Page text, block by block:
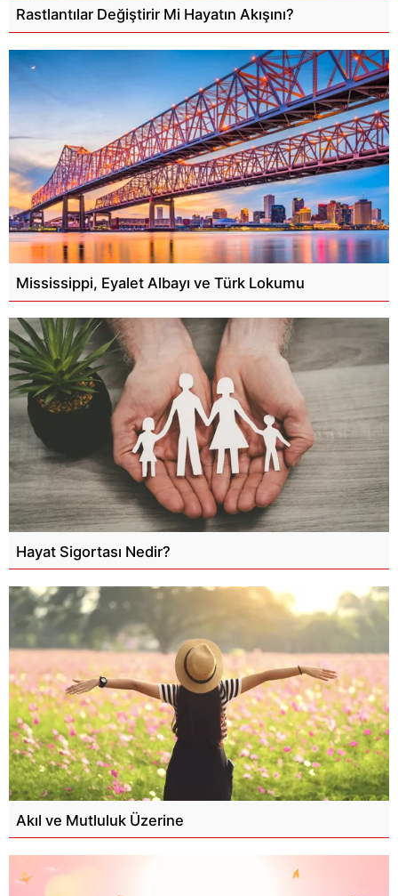
Rastlantılar Değiştirir Mi Hayatın Akışını?
Mississippi, Eyalet Albayı ve Türk Lokumu
Hayat Sigortası Nedir?
Akıl ve Mutluluk Üzerine